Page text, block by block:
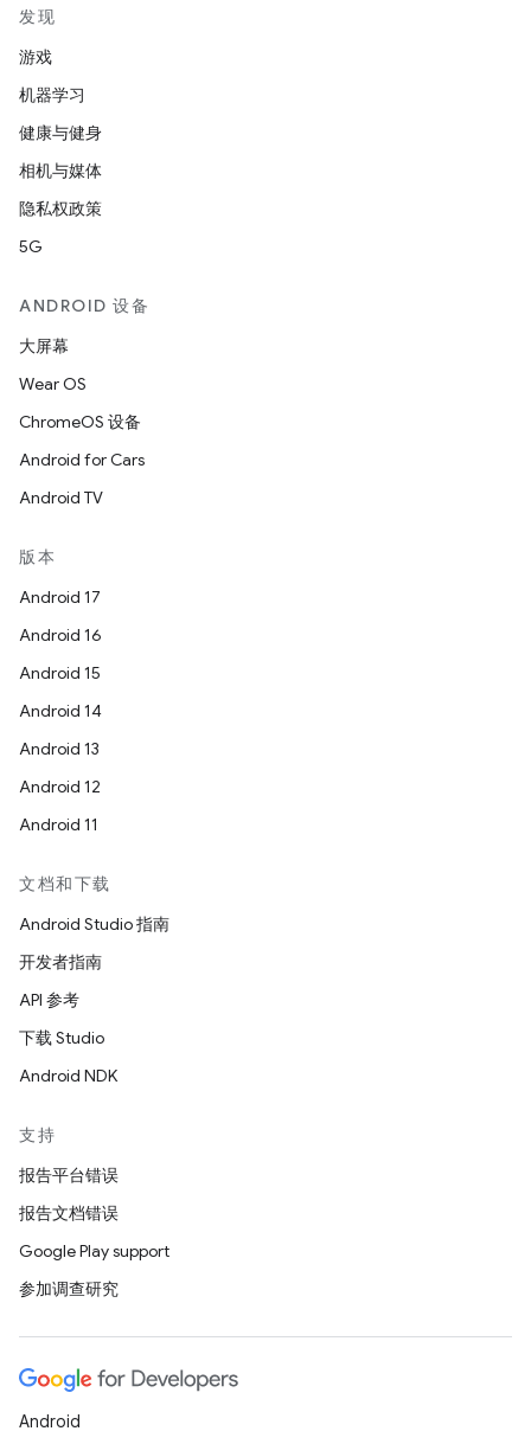
发现
游戏
机器学习
健康与健身
相机与媒体
隐私权政策
5G
ANDROID 设备
大屏幕
Wear OS
ChromeOS 设备
Android for Cars
Android TV
版本
Android 17
Android 16
Android 15
Android 14
Android 13
Android 12
Android 11
文档和下载
Android Studio 指南
开发者指南
API 参考
下载 Studio
Android NDK
支持
报告平台错误
报告文档错误
Google Play support
参加调查研究
Android